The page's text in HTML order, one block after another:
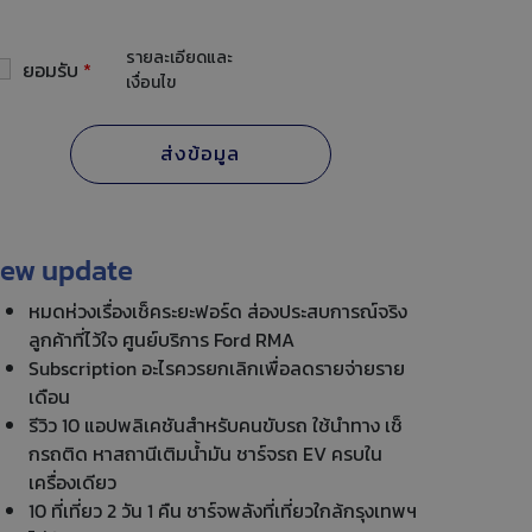
ยอมรับ *
รายละเอียดและ
เงื่อนไข
update
หมดห่วงเรื่องเช็คระยะฟอร์ด ส่องประสบการณ์จริง
ลูกค้าที่ไว้ใจ ศูนย์บริการ Ford RMA
Subscription อะไรควรยกเลิกเพื่อลดรายจ่ายราย
เดือน
รีวิว 10 แอปพลิเคชันสำหรับคนขับรถ ใช้นำทาง เช็
กรถติด หาสถานีเติมน้ำมัน ชาร์จรถ EV ครบใน
เครื่องเดียว
10 ที่เที่ยว 2 วัน 1 คืน ชาร์จพลังที่เที่ยวใกล้กรุงเทพฯ